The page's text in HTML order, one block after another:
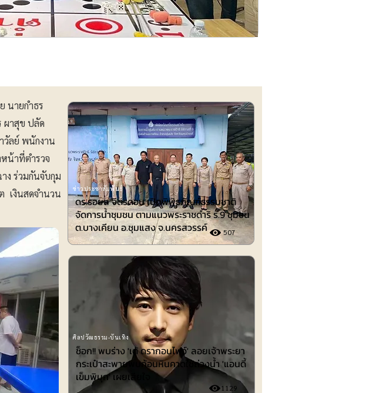
นายกำธร
ผาสุข ปลัด
วัลย์ พนักงาน
น้าที่ตำรวจ
ง ร่วมกันจับกุม
เงินสดจำนวน
ดร.รอยล จิตรดอน เปิดพิพิธภัณฑ์ธรรมชาติ
จัดการน้ำชุมชน ตามแนวพระราชดำริ ร.9 ชุมชน
ต.บางเคียน อ.ชุมแสง จ.นครสวรรค์
507
ข่าวประชาสัมพันธ์
ช็อก!! พบร่าง 'เต้ ดรากอนไฟว์' ลอยเจ้าพระยา
กระเป๋าสะพายพบก้อนหินคาดใช้ถ่วงน้ำ 'แอนดี้
เข็มพิมุก' เผยเสียใจ
1129
ศิลปวัฒธรรม-บันเทิง